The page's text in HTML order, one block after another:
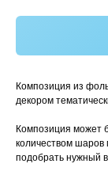
Композиция из
декором
Композиция может
количеством
подобрать нужный
Самые